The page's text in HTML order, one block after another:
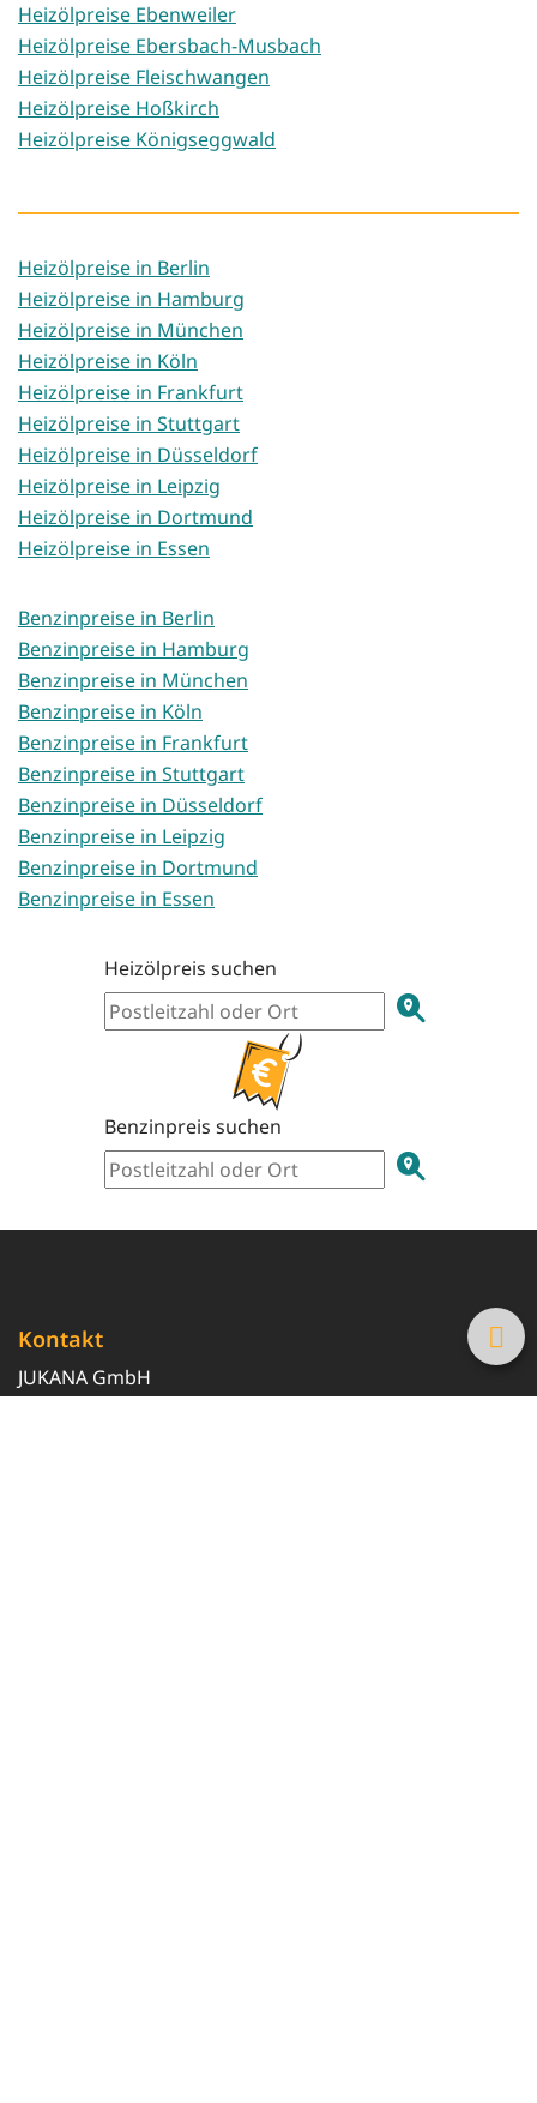
Heizölpreise Ebenweiler
Heizölpreise Ebersbach-Musbach
Heizölpreise Fleischwangen
Heizölpreise Hoßkirch
Heizölpreise Königseggwald
Heizölpreise in Berlin
Heizölpreise in Hamburg
Heizölpreise in München
Heizölpreise in Köln
Heizölpreise in Frankfurt
Heizölpreise in Stuttgart
Heizölpreise in Düsseldorf
Heizölpreise in Leipzig
Heizölpreise in Dortmund
Heizölpreise in Essen
Benzinpreise in Berlin
Benzinpreise in Hamburg
Benzinpreise in München
Benzinpreise in Köln
Benzinpreise in Frankfurt
Benzinpreise in Stuttgart
Benzinpreise in Düsseldorf
Benzinpreise in Leipzig
Benzinpreise in Dortmund
Benzinpreise in Essen
Heizölpreis suchen
Benzinpreis suchen
Kontakt
JUKANA GmbH